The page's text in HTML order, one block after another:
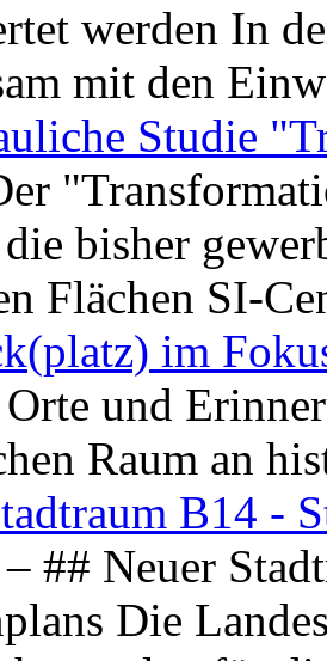
werden In
mit den
Studie
bisher
Flächen SI-
im
Orte und
Raum an
B14 -
– ## Neuer
Die